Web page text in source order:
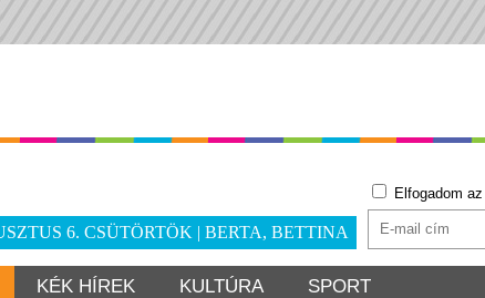
6. CSÜTÖRTÖK | BERTA, BETTINA
Elfogadom az
KÉK HÍREK KULTÚRA SPORT